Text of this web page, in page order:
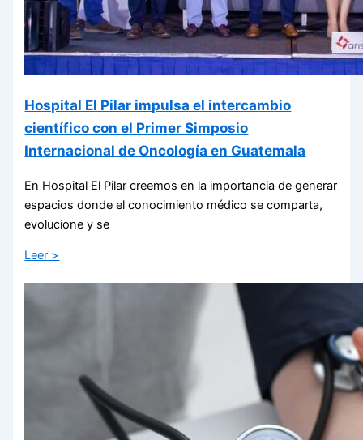
Hospital El Pilar impulsa el intercambio
científico con el Primer Simposio
Internacional de Oncología en Guatemala
En Hospital El Pilar creemos en la importancia de generar
espacios donde el conocimiento médico se comparta,
evolucione y se
Leer >